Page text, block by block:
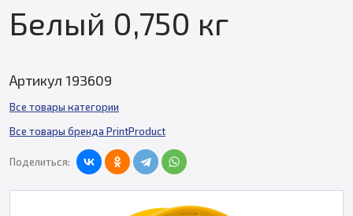
Белый 0,750 кг
Артикул 193609
Все товары категории
Все товары бренда PrintProduct
Поделиться: